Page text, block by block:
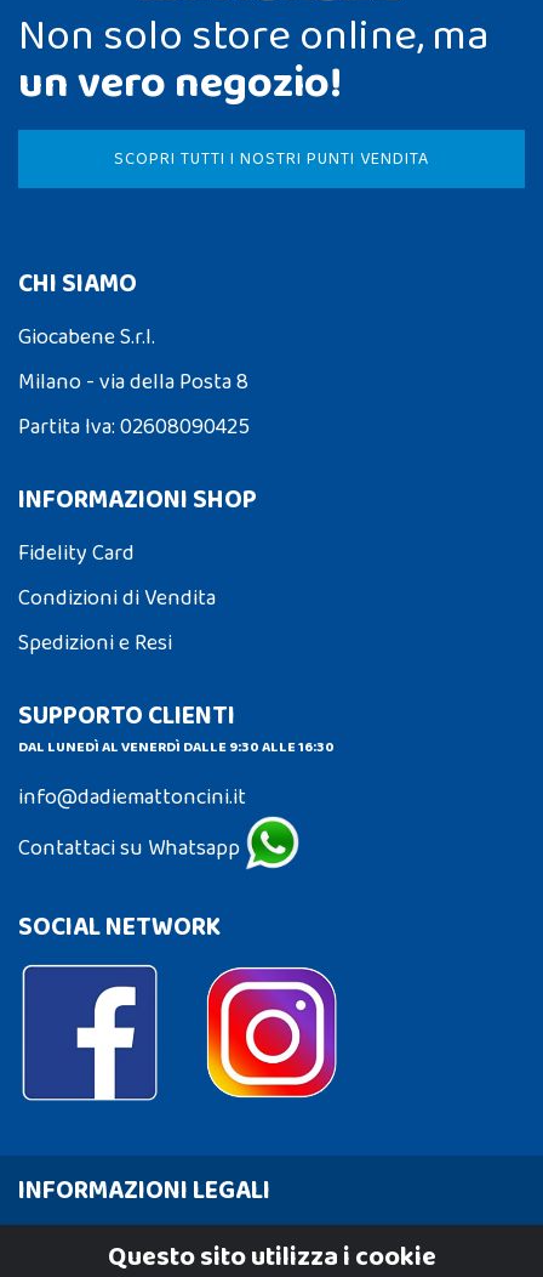
Non solo store online, ma
un vero negozio!
SCOPRI TUTTI I NOSTRI PUNTI VENDITA
CHI SIAMO
Giocabene S.r.l.
Milano - via della Posta 8
Partita Iva: 02608090425
INFORMAZIONI SHOP
Fidelity Card
Condizioni di Vendita
Spedizioni e Resi
SUPPORTO CLIENTI
DAL LUNEDÌ AL VENERDÌ DALLE 9:30 ALLE 16:30
info@dadiemattoncini.it
Contattaci su Whatsapp
SOCIAL NETWORK
INFORMAZIONI LEGALI
Cookie PolicyQuesto sito utilizza i cookie